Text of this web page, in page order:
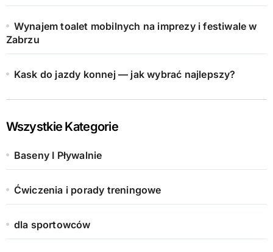
Wynajem toalet mobilnych na imprezy i festiwale w
Zabrzu
Kask do jazdy konnej — jak wybrać najlepszy?
Wszystkie Kategorie
Baseny I Pływalnie
Ćwiczenia i porady treningowe
dla sportowców